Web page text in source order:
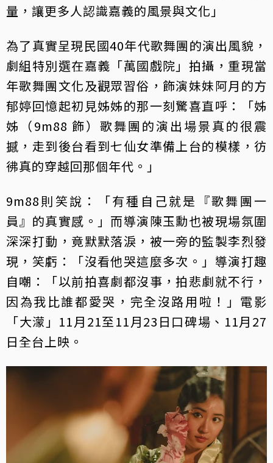
量，讓更多人認識嘉義的風景與文化」
為了真實呈現民國40年代歌舞團的演出風貌，
劇組特別選在嘉義「萬國戲院」拍攝，重現當
年歌舞團文化及觀眾習俗，飾演妹妹阿月的方
郁婷回憶起初見姊姊的那一刻驚喜直呼：「姊
姊（9m88 飾）歌舞團的演出場景真的很震
撼，走到後台看到七仙女準備上台的模樣，彷
彿真的穿越回那個年代。」
9m88則笑說：「有種自己就是『歌舞團一
員』的真實感。」而導演陳玉勳也被現場氛圍
深深打動，竟默默落淚，被一旁的監製李烈發
現，笑虧：「沒看他哭這麼多次。」導演打趣
自嘲：「以前拍喜劇都沒事，拍悲劇就不行，
因為我比誰都愛哭，完全沒路用啦！」電影
「大濛」11月21至11月23日口碑場、11月27
日全台上映。